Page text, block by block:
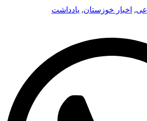
,اخبار خوزستان,یادداشت